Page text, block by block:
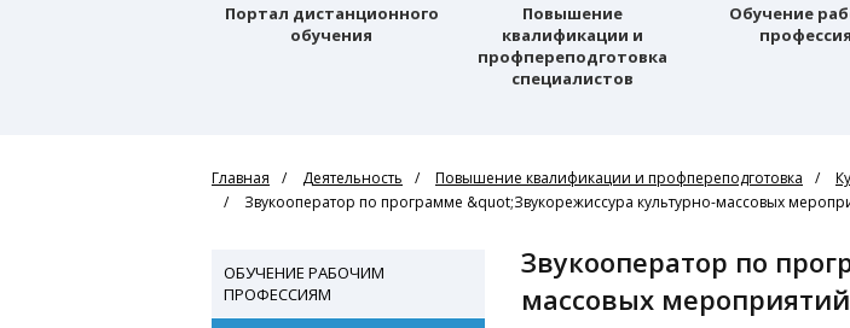
Портал дистанционного
обучения
Повышение
квалификации и
профпереподготовка
специалистов
Обучение
Главная Деятельность Повышение квалификации и профпереподготовка
Звукооператор по программе &quot;Звукорежиссура культурно-массовых
ОБУЧЕНИЕ РАБОЧИМ
ПРОФЕССИЯМ
Звукооператор по программе "Звукорежиссура культурно-
массовых